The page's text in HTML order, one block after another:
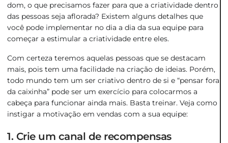
dom, o que precisamos fazer para que a criatividade dentro
das pessoas seja aflorada? Existem alguns detalhes que
você pode implementar no dia a dia da sua equipe para
começar a estimular a criatividade entre eles.
Com certeza teremos aquelas pessoas que se destacam
mais, pois tem uma facilidade na criação de ideias. Porém,
todo mundo tem um ser criativo dentro de si e “pensar fora
da caixinha” pode ser um exercício para colocarmos a
cabeça para funcionar ainda mais. Basta treinar. Veja como
instigar a motivação em vendas com a sua equipe:
1. Crie um canal de recompensas